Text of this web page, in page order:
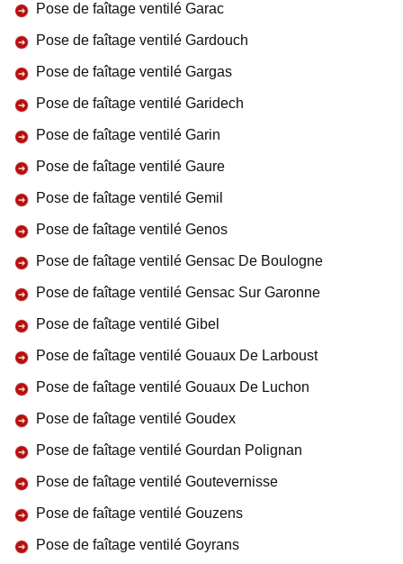
Pose de faîtage ventilé Garac
Pose de faîtage ventilé Gardouch
Pose de faîtage ventilé Gargas
Pose de faîtage ventilé Garidech
Pose de faîtage ventilé Garin
Pose de faîtage ventilé Gaure
Pose de faîtage ventilé Gemil
Pose de faîtage ventilé Genos
Pose de faîtage ventilé Gensac De Boulogne
Pose de faîtage ventilé Gensac Sur Garonne
Pose de faîtage ventilé Gibel
Pose de faîtage ventilé Gouaux De Larboust
Pose de faîtage ventilé Gouaux De Luchon
Pose de faîtage ventilé Goudex
Pose de faîtage ventilé Gourdan Polignan
Pose de faîtage ventilé Goutevernisse
Pose de faîtage ventilé Gouzens
Pose de faîtage ventilé Goyrans